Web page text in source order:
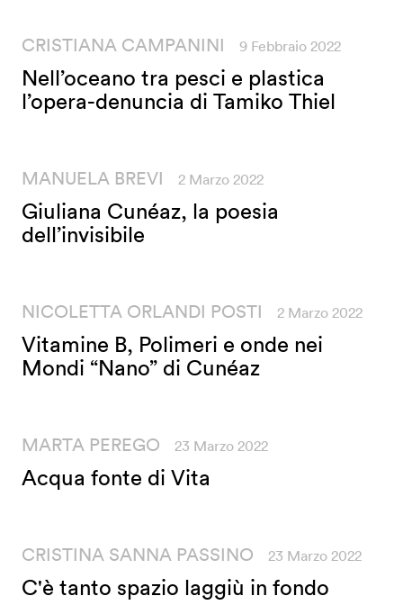
CRISTIANA CAMPANINI 9 Febbraio 2022
Nell’oceano tra pesci e plastica
l’opera-denuncia di Tamiko Thiel
MANUELA BREVI 2 Marzo 2022
Giuliana Cunéaz, la poesia
dell’invisibile
NICOLETTA ORLANDI POSTI 2 Marzo 2022
Vitamine B, Polimeri e onde nei
Mondi “Nano” di Cunéaz
MARTA PEREGO 23 Marzo 2022
Acqua fonte di Vita
CRISTINA SANNA PASSINO 23 Marzo 2022
C'è tanto spazio laggiù in fondo